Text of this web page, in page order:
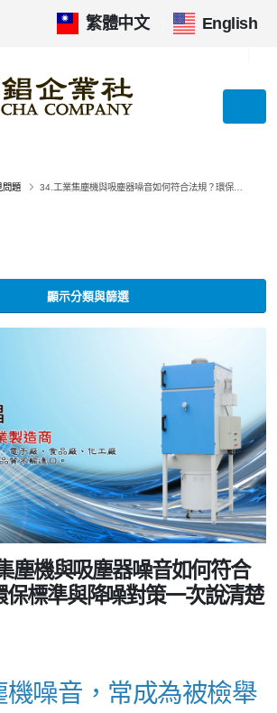
繁體中文 English
問題 34.工業集塵機與吸塵器噪音如何符合法規？環保標準與降噪對策一次說清楚
顯示分類與篩選
塵機與吸塵器噪音如何符合
保標準與降噪對策一次說清楚
機噪音，常成為被檢舉